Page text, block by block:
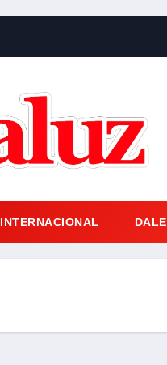
INTERNACIONAL DALE